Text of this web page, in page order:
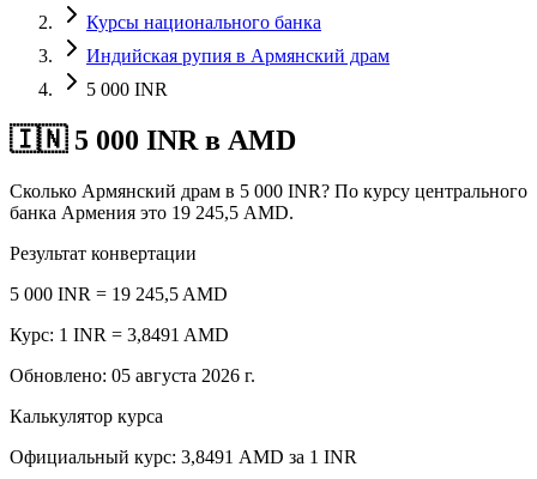
Курсы национального банка
Индийская рупия в Армянский драм
5 000 INR
🇮🇳 5 000 INR в AMD
Сколько Армянский драм в 5 000 INR? По курсу центрального
банка Армения это 19 245,5 AMD.
Результат конвертации
5 000 INR = 19 245,5 AMD
Курс: 1 INR = 3,8491 AMD
Обновлено: 05 августа 2026 г.
Калькулятор курса
Официальный курс: 3,8491 AMD за 1 INR